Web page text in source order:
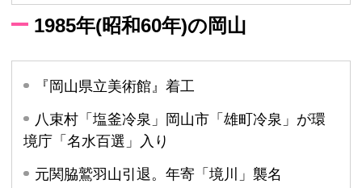
1985年(昭和60年)の岡山
『岡山県立美術館』着工
八束村「塩釜冷泉」岡山市「雄町冷泉」が環
境庁「名水百選」入り
元関脇鷲羽山引退。年寄「境川」襲名